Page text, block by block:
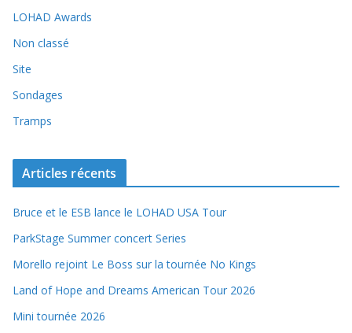
LOHAD Awards
Non classé
Site
Sondages
Tramps
Articles récents
Bruce et le ESB lance le LOHAD USA Tour
ParkStage Summer concert Series
Morello rejoint Le Boss sur la tournée No Kings
Land of Hope and Dreams American Tour 2026
Mini tournée 2026